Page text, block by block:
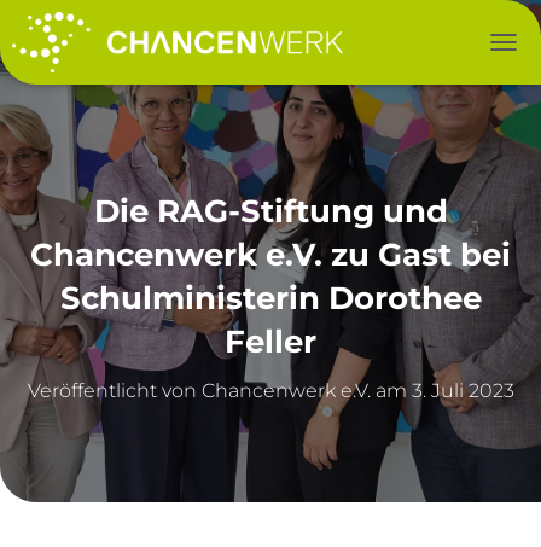
Die RAG-Stiftung und
Chancenwerk e.V. zu Gast bei
Schulministerin Dorothee
Feller
Veröffentlicht von am 3. Juli 2023